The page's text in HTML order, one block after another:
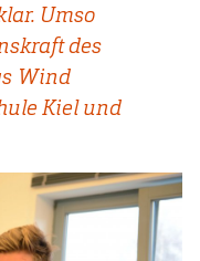
Umso
des
Wind
Kiel und